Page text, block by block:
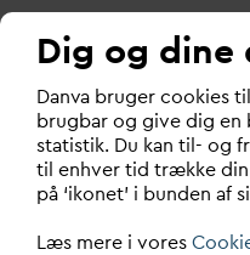
skønnet
Dig og dine
Danva bruger cookies
brugbar og give dig en
statistik. Du kan til- og
til enhver tid trække
på ‘ikonet’ i bunden af
Læs mere i vores